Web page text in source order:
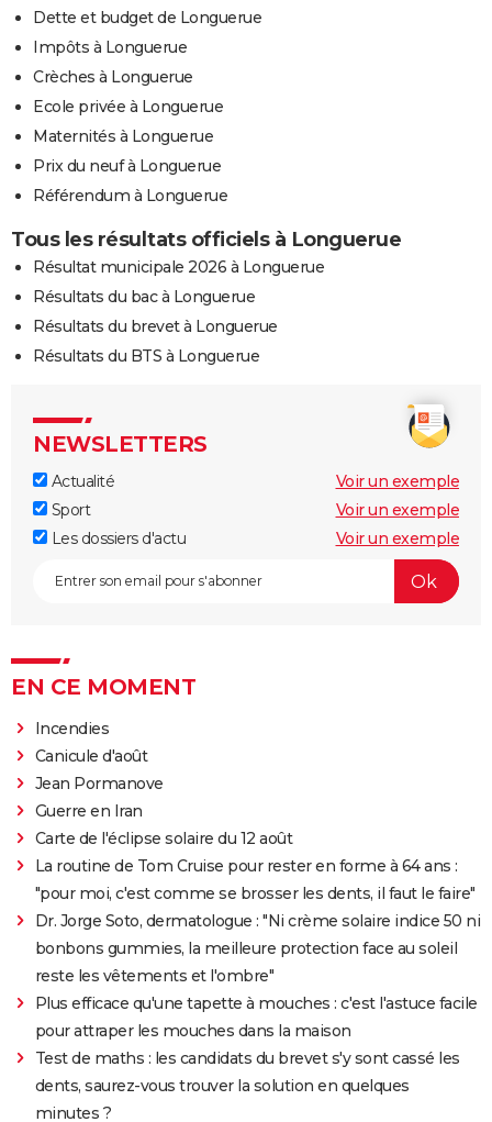
Dette et budget de Longuerue
Impôts à Longuerue
Crèches à Longuerue
Ecole privée à Longuerue
Maternités à Longuerue
Prix du neuf à Longuerue
Référendum à Longuerue
Tous les résultats officiels à Longuerue
Résultat municipale 2026 à Longuerue
Résultats du bac à Longuerue
Résultats du brevet à Longuerue
Résultats du BTS à Longuerue
NEWSLETTERS
Actualité
Voir un exemple
Sport
Voir un exemple
Les dossiers d'actu
Voir un exemple
EN CE MOMENT
Incendies
Canicule d'août
Jean Pormanove
Guerre en Iran
Carte de l'éclipse solaire du 12 août
La routine de Tom Cruise pour rester en forme à 64 ans :
"pour moi, c'est comme se brosser les dents, il faut le faire"
Dr. Jorge Soto, dermatologue : "Ni crème solaire indice 50 ni
bonbons gummies, la meilleure protection face au soleil
reste les vêtements et l'ombre"
Plus efficace qu'une tapette à mouches : c'est l'astuce facile
pour attraper les mouches dans la maison
Test de maths : les candidats du brevet s'y sont cassé les
dents, saurez-vous trouver la solution en quelques
minutes ?